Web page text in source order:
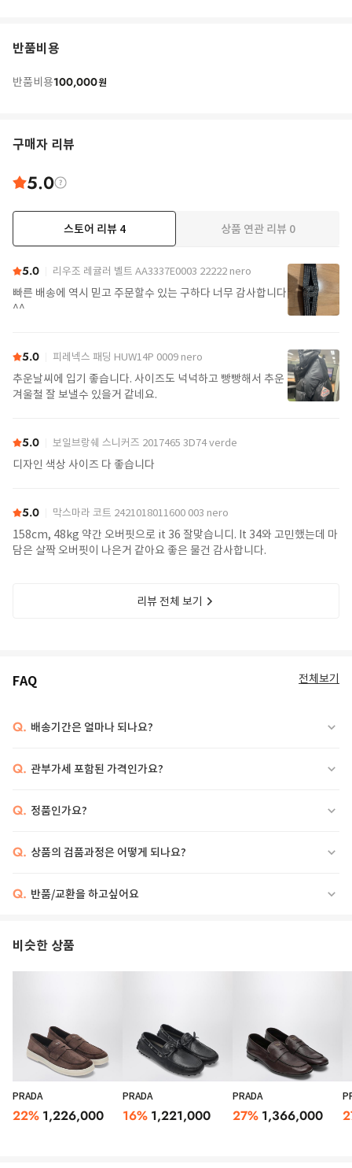
반품비용
반품비용100,000원
구매자 리뷰
5.0
스토어 리뷰 4 상품 연관 리뷰 0
5.0 리우조 레귤러 벨트 AA3337E0003 22222 nero
빠른 배송에 역시 믿고 주문할수 있는 구하다 너무 감사합니다
^^
5.0 피레넥스 패딩 HUW14P 0009 nero
추운날씨에 입기 좋습니다. 사이즈도 넉넉하고 빵빵해서 추운
겨울철 잘 보낼수 있을거 같네요.
5.0 보일브랑쉐 스니커즈 2017465 3D74 verde
디자인 색상 사이즈 다 좋습니다
5.0 막스마라 코트 2421018011600 003 nero
158cm, 48kg 약간 오버핏으로 it 36 잘맞습니디. It 34와 고민했는데 마
담은 살짝 오버핏이 나은거 같아요 좋은 물건 감사합니다.
리뷰 전체 보기
FAQ 전체보기
Q. 배송기간은 얼마나 되나요?
Q. 관부가세 포함된 가격인가요?
Q. 정품인가요?
Q. 상품의 검품과정은 어떻게 되나요?
Q. 반품/교환을 하고싶어요
비슷한 상품
PRADA
22% 1,226,000
PRADA
16% 1,221,000
PRADA
27% 1,366,000